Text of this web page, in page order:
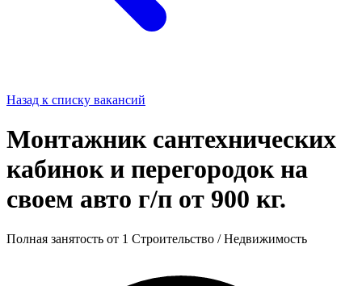
Назад к списку вакансий
Монтажник сантехнических
кабинок и перегородок на
своем авто г/п от 900 кг.
Полная занятость от 1 Строительство / Недвижимость